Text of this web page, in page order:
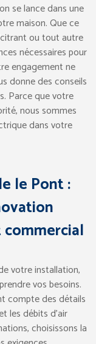
se lance dans une
maison. Que ce
ou tout autre
nécessaires pour
engagement ne
donne des conseils
Parce que votre
nous sommes
dans votre
le Pont :
votre installation,
vos besoins.
compte des détails
les débits d’air
choisissons la